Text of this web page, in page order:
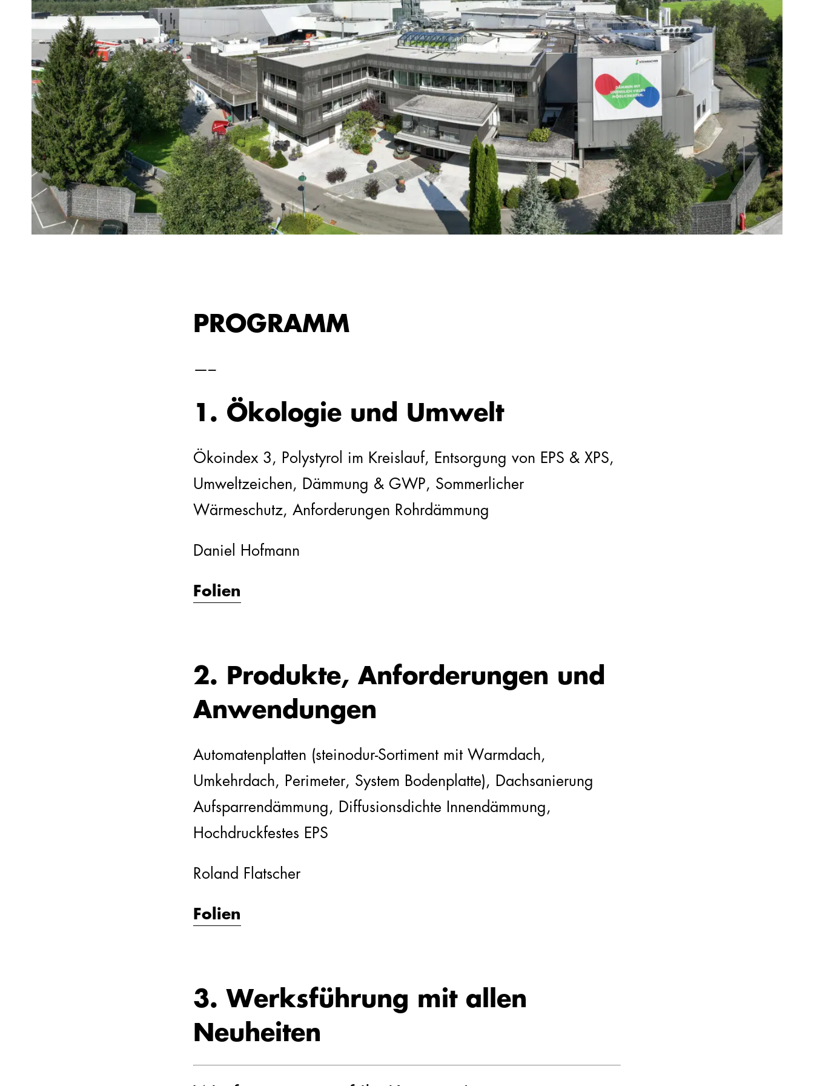
EPS
plus
Automatenplatten
Steinwolle
Zubehör
PROGRAMM
—–
1. Ökologie und Umwelt
Ökoindex 3, Polystyrol im Kreislauf, Entsorgung von EPS & XPS,
Umweltzeichen, Dämmung & GWP, Sommerlicher
Wärmeschutz, Anforderungen Rohrdämmung
Daniel Hofmann
Folien
2. Produkte, Anforderungen und
Anwendungen
Automatenplatten (steinodur-Sortiment mit Warmdach,
Umkehrdach, Perimeter, System Bodenplatte), Dachsanierung
Aufsparrendämmung, Diffusionsdichte Innendämmung,
Hochdruckfestes EPS
Roland Flatscher
Folien
3. Werksführung mit allen
Neuheiten